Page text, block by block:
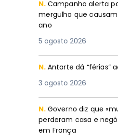
N. Campanha alerta
mergulho que
ano
5 agosto 2026
N. Antarte dá “férias”
3 agosto 2026
N. Governo diz que
perderam casa e
em França